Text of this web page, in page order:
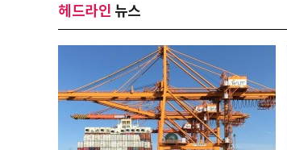
헤드라인 뉴스